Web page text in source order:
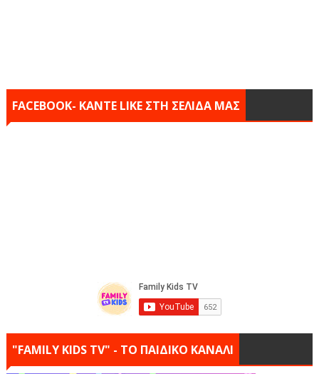
FACEBOOK- KANTE LIKE ΣΤΗ ΣΕΛΙΔΑ ΜΑΣ
"FAMILY KIDS TV" - ΤΟ ΠΑΙΔΙΚΟ ΚΑΝΑΛΙ